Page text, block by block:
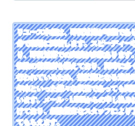
リユース本舗は、即日対応が可能であ
分で現場に到着します。スピーディー
り、即日対応での実績が多数あります
複数の営業所を構えており、同時に多
行われているため、繁忙期となる連休
年末といった様々な状況であっても問
います。メール・LINEからの申し込み
けており、経験豊富なスタッフにより
てもらえます。